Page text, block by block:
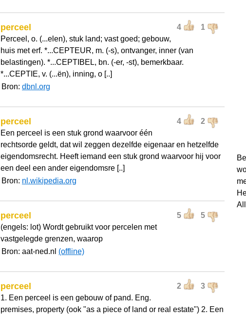
4 1
perceel
Perceel, o. (...elen), stuk land; vast goed; gebouw,
huis met erf. *...CEPTEUR, m. (-s), ontvanger, inner (van
belastingen). *...CEPTIBEL, bn. (-er, -st), bemerkbaar.
*...CEPTIE, v. (...ën), inning, o [..]
Bron: dbnl.org
4 2
perceel
Een perceel is een stuk grond waarvoor één
rechtsorde geldt, dat wil zeggen dezelfde eigenaar en hetzelfde
eigendomsrecht. Heeft iemand een stuk grond waarvoor hij voor
een deel een ander eigendomsre [..]
Bron: nl.wikipedia.org
5 5
perceel
(engels: lot) Wordt gebruikt voor percelen met
vastgelegde grenzen, waarop
Bron: aat-ned.nl (offline)
2 3
perceel
1. Een perceel is een gebouw of pand. Eng.
premises, property (ook "as a piece of land or real estate") 2. Een